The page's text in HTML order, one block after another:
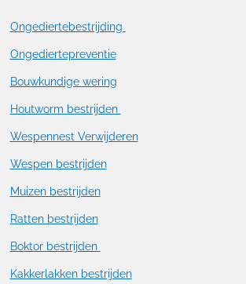
Ongediertebestrijding
Ongediertepreventie
Bouwkundige wering
Houtworm bestrijden
Wespennest Verwijderen
Wespen bestrijden
Muizen bestrijden
Ratten bestrijden
Boktor bestrijden
Kakkerlakken bestrijden